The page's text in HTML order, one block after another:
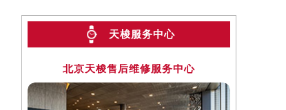
天梭服务中心
北京天梭售后维修服务中心